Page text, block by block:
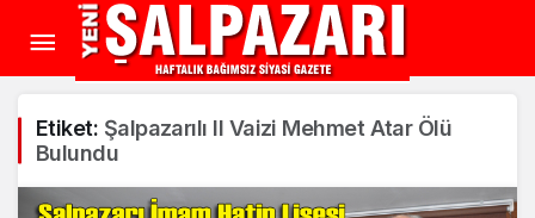
Etiket: Şalpazarılı Il Vaizi Mehmet Atar Ölü
Bulundu